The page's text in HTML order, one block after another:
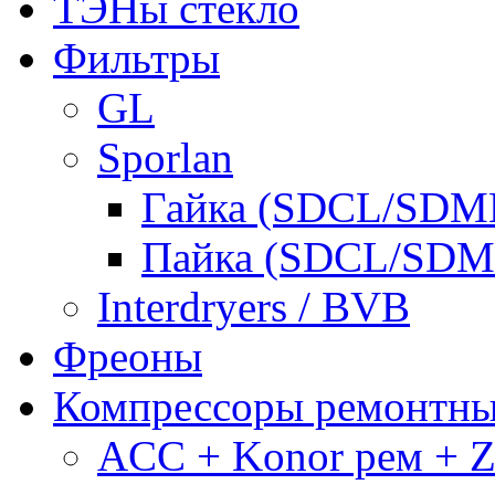
Фильтры
GL
Sporlan
Гайка (SDCL/
Пайка (SDCL/
Interdryers / BVB
Фреоны
Компрессоры
ACC + Konor рем +